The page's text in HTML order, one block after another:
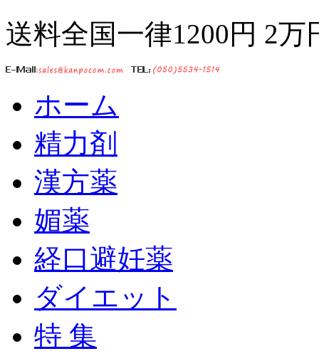
送料全国一律1200円 2
ホーム
精力剤
漢方薬
媚薬
経口避妊薬
ダイエット
特 集